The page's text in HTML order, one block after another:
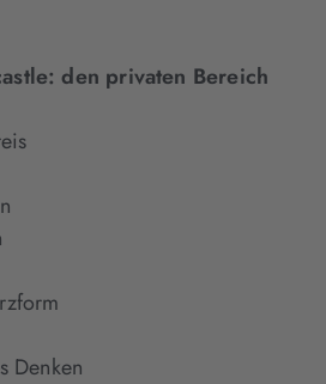
den privaten Bereich
Denken